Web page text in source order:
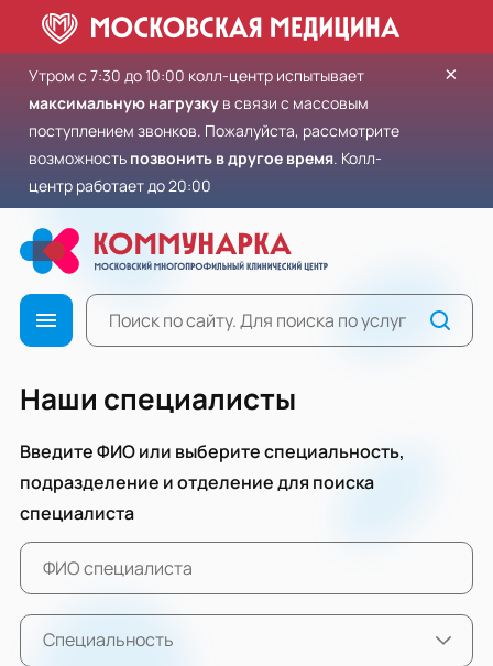
Утром с 7:30 до 10:00 колл-центр испытывает
максимальную нагрузку в связи с массовым
поступлением звонков. Пожалуйста, рассмотрите
возможность позвонить в другое время. Колл-
центр работает до 20:00
×
Наши специалисты
Введите ФИО или выберите специальность,
подразделение и отделение для поиска
специалиста
Специальность